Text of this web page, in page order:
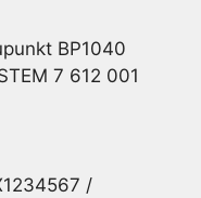
BP1040
7 612 001
/